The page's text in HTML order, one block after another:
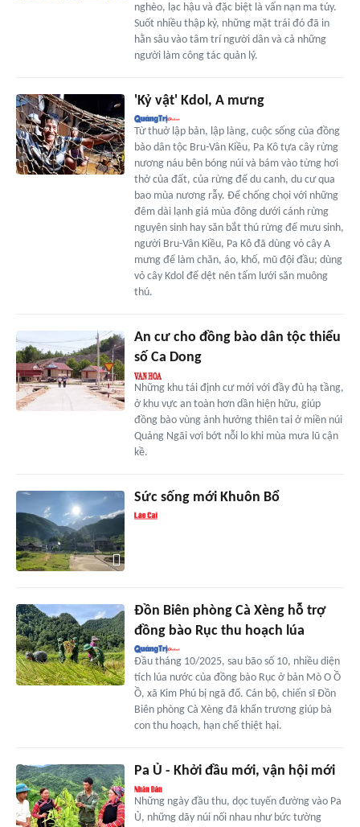
nghèo, lạc hậu và đặc biệt là vấn nạn ma túy.
Suốt nhiều thập kỷ, những mặt trái đó đã in
hằn sâu vào tâm trí người dân và cả những
người làm công tác quản lý.
'Kỷ vật' Kdol, A mưng
Từ thuở lập bản, lập làng, cuộc sống của đồng
bào dân tộc Bru-Vân Kiều, Pa Kô tựa cây rừng
nương náu bên bóng núi và bám vào từng hơi
thở của đất, của rừng để du canh, du cư qua
bao mùa nương rẫy. Để chống chọi với những
đêm dài lạnh giá mùa đông dưới cánh rừng
nguyên sinh hay săn bắt thú rừng để mưu sinh,
người Bru-Vân Kiều, Pa Kô đã dùng vỏ cây A
mưng để làm chăn, áo, khố, mũ đội đầu; dùng
vỏ cây Kdol để dệt nên tấm lưới săn muông
thú.
An cư cho đồng bào dân tộc thiểu
số Ca Dong
Những khu tái định cư mới với đầy đủ hạ tầng,
ở khu vực an toàn hơn dần hiện hữu, giúp
đồng bào vùng ảnh hưởng thiên tai ở miền núi
Quảng Ngãi vơi bớt nỗi lo khi mùa mưa lũ cận
kề.
Sức sống mới Khuôn Bổ
Đồn Biên phòng Cà Xèng hỗ trợ
đồng bào Rục thu hoạch lúa
Đầu tháng 10/2025, sau bão số 10, nhiều diện
tích lúa nước của đồng bào Rục ở bản Mò O Ồ
Ồ, xã Kim Phú bị ngã đổ. Cán bộ, chiến sĩ Đồn
Biên phòng Cà Xèng đã khẩn trương giúp bà
con thu hoạch, hạn chế thiệt hại.
Pa Ủ - Khởi đầu mới, vận hội mới
Những ngày đầu thu, dọc tuyến đường vào Pa
Ủ, những dãy núi nối nhau như bức tường